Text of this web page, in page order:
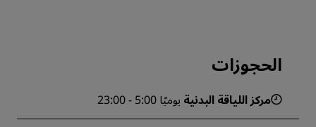
الحجوزات
مركز اللياقة البدنية يوميًا 5:00 - 23:00